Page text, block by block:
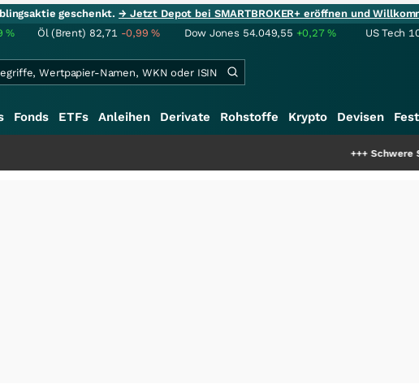
geschenkt.→ Jetzt Depot bei SMARTBROKER+ eröffnen und
% Öl (Brent) 82,71 -0,99% Dow Jones 54.049,55 +0,27% US Tech
Fonds ETFs Anleihen Derivate Rohstoffe Krypto Devisen
Schwere Seltene